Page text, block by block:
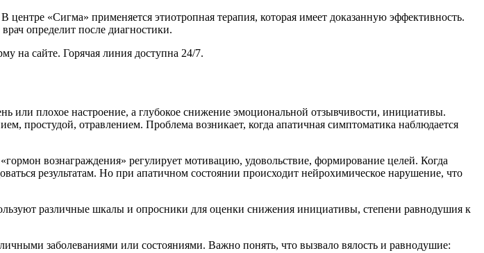
«Сигма» применяется этиотропная терапия, которая имеет доказанную эффективность.
определит после диагностики.
на сайте. Горячая линия доступна 24/7.
или плохое настроение, а глубокое снижение эмоциональной отзывчивости, инициативы.
простудой, отравлением. Проблема возникает, когда апатичная симптоматика наблюдается
вознаграждения» регулирует мотивацию, удовольствие, формирование целей. Когда
результатам. Но при апатичном состоянии происходит нейрохимическое нарушение, что
различные шкалы и опросники для оценки снижения инициативы, степени равнодушия к
заболеваниями или состояниями. Важно понять, что вызвало вялость и равнодушие: